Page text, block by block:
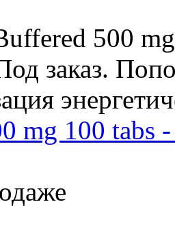
500
заказ.
mg 100 tabs